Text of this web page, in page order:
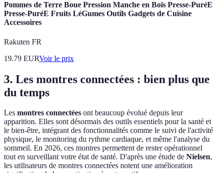
Pommes de Terre Boue Pression Manche en Bois Presse-PuréE
Presse-PuréE Fruits LéGumes Outils Gadgets de Cuisine
Accessoires
Rakuten FR
19.79 EURVoir le prix
3. Les montres connectées : bien plus que
du temps
Les montres connectées ont beaucoup évolué depuis leur
apparition. Elles sont désormais des outils essentiels pour la santé et
le bien-être, intégrant des fonctionnalités comme le suivi de l'activité
physique, le monitoring du rythme cardiaque, et même l'analyse du
sommeil. En 2026, ces montres permettent de rester opérationnel
tout en surveillant votre état de santé. D'après une étude de Nielsen,
les utilisateurs de montres connectées notent une amélioration